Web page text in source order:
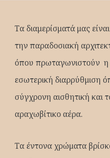
Τα διαμερίσματά μας
την παραδοσιακή
όπου πρωταγωνιστούν η
εσωτερική διαρρύθμιση
σύγχρονη αισθητική και
αραχωβίτικο αέρα.
Τα έντονα χρώματα